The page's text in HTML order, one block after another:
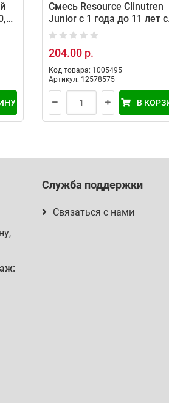
Смесь Resource Clinutren
Junior c 1 года до 11 лет с
ароматом ванили 200 мл
204.00 р.
Код товара: 1005495
Артикул: 12578575
В
,
Служба поддержки
Связаться с нами